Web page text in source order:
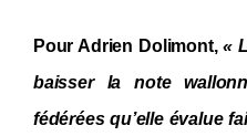
Pour Adrien Dolimont,«
baisser la note
fédérées qu’elle évalue